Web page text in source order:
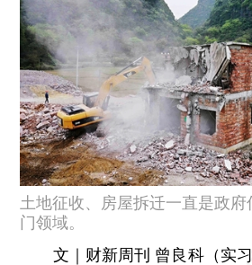
土地征收、房屋拆迁一直是政
门领域。
文｜财新周刊 曾良科（实